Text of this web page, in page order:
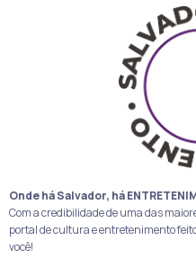
Onde há Salvador, há
Com a credibilidade de uma das
portal de cultura e entretenimento
você!